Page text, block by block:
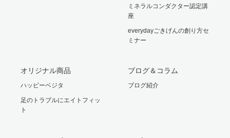
ミネラルコンダクター認定講
座
everydayごきげんの創り方セ
ミナー
オリジナル商品
ハッピーベジタ
足のトラブルにエイトフィッ
ト
ブログ＆コラム
ブログ紹介